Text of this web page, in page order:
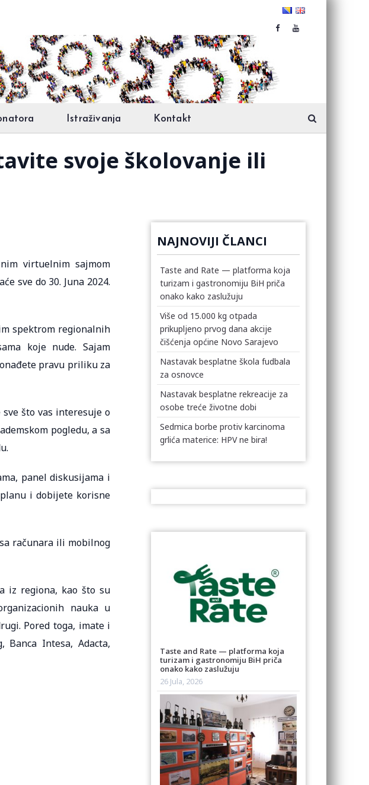
Istraživanja Kontakt
svoje školovanje ili
virtuelnim sajmom
sve do 30. Juna 2024.
spektrom regionalnih
koje nude. Sajam
pravu priliku za
što vas interesuje o
pogledu, a sa
panel diskusijama i
i dobijete korisne
sa računara ili mobilnog
iz regiona, kao što su
nauka u
Pored toga, imate i
Intesa, Adacta,
NAJNOVIJI ČLANCI
Taste and Rate — platforma koja
turizam i gastronomiju BiH priča
onako kako zaslužuju
Više od 15.000 kg otpada
prikupljeno prvog dana akcije
čišćenja općine Novo Sarajevo
Nastavak besplatne škola fudbala
za osnovce
Nastavak besplatne rekreacije za
osobe treće životne dobi
Sedmica borbe protiv karcinoma
grlića materice: HPV ne bira!
Taste and Rate — platforma koja
turizam i gastronomiju BiH priča
onako kako zaslužuju
26 Jula, 2026